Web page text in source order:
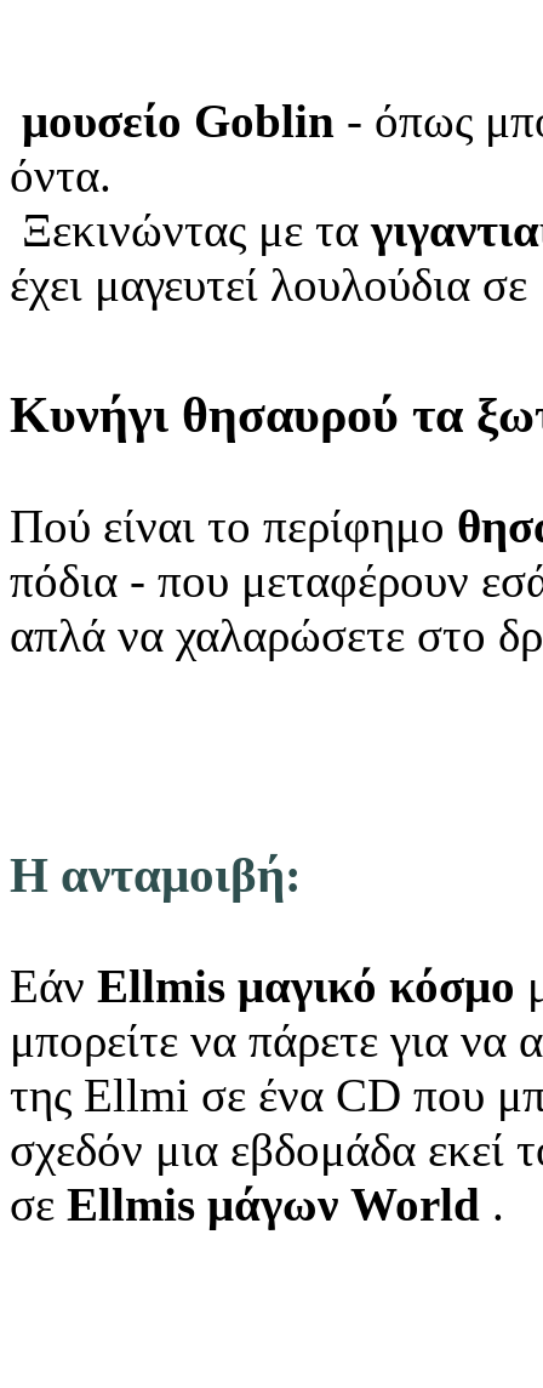
μουσείο Goblin - όπως
όντα.
Ξεκινώντας με τα
έχει μαγευτεί λουλούδια
Κυνήγι θησαυρού τα
Πού είναι το περίφημο
πόδια - που μεταφέρουν
απλά να χαλαρώσετε στο
Η ανταμοιβή:
Εάν Ellmis μαγικό κόσμο
μπορείτε να πάρετε για να
της Ellmi σε ένα CD που
σχεδόν μια εβδομάδα εκεί
σε Ellmis μάγων World .